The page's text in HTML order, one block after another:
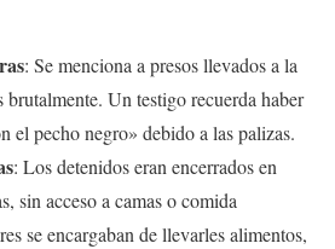
: Se menciona a presos llevados a la
brutalmente. Un testigo recuerda haber
el pecho negro» debido a las palizas.
: Los detenidos eran encerrados en
sin acceso a camas o comida
se encargaban de llevarles alimentos,